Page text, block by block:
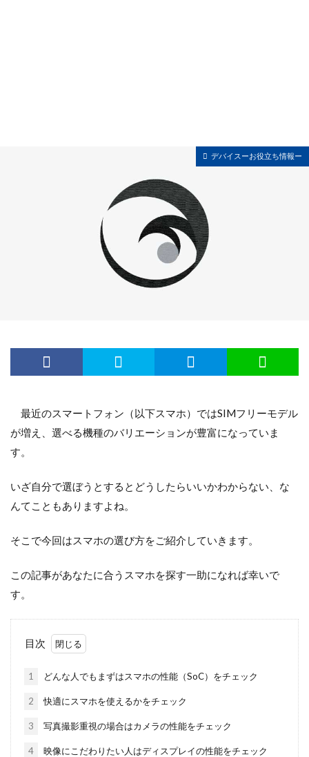
デバイスーお役立ち情報ー
最近のスマートフォン（以下スマホ）ではSIMフリーモデル
が増え、選べる機種のバリエーションが豊富になっていま
す。
いざ自分で選ぼうとするとどうしたらいいかわからない、な
んてこともありますよね。
そこで今回はスマホの選び方をご紹介していきます。
この記事があなたに合うスマホを探す一助になれば幸いで
す。
目次
1 どんな人でもまずはスマホの性能（SoC）をチェック
2 快適にスマホを使えるかをチェック
3 写真撮影重視の場合はカメラの性能をチェック
4 映像にこだわりたい人はディスプレイの性能をチェック